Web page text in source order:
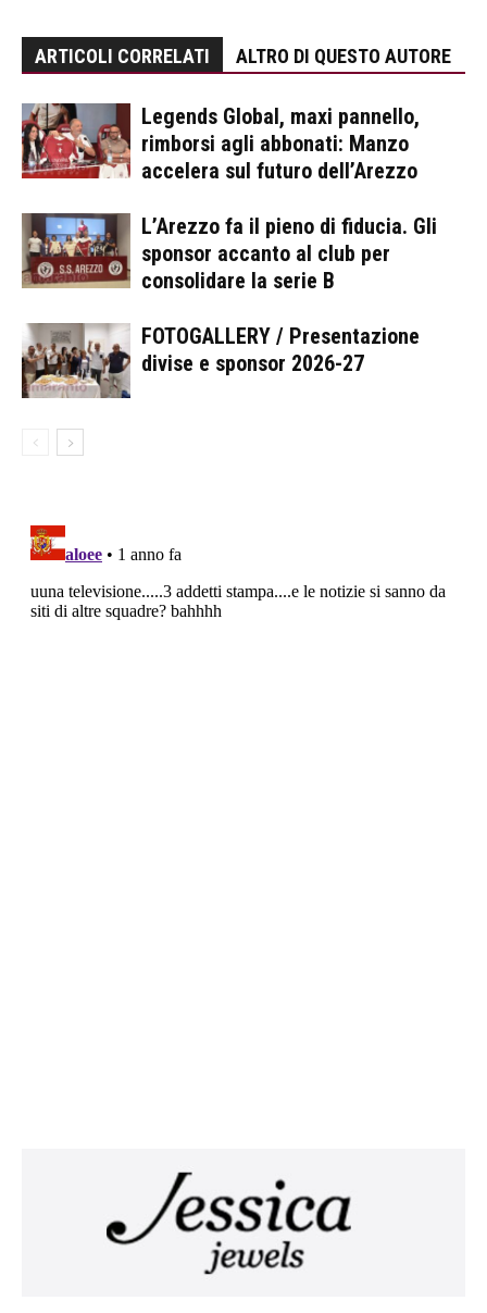
ARTICOLI CORRELATI ALTRO DI QUESTO AUTORE
Legends Global, maxi pannello,
rimborsi agli abbonati: Manzo
accelera sul futuro dell’Arezzo
L’Arezzo fa il pieno di fiducia. Gli
sponsor accanto al club per
consolidare la serie B
FOTOGALLERY / Presentazione
divise e sponsor 2026-27